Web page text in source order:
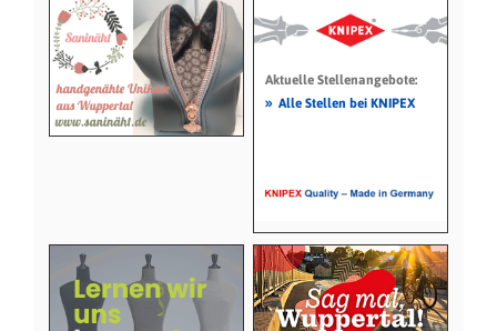
Aktuelle Stellenangebote:
» Alle Stellen bei KNIPEX